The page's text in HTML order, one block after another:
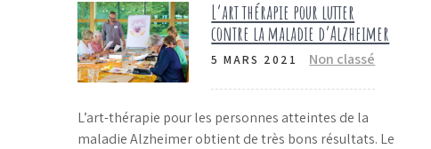
L’art thérapie pour lutter
contre la maladie d’Alzheimer
5 MARS 2021 Non classé
L’art-thérapie pour les personnes atteintes de la
maladie Alzheimer obtient de très bons résultats. Le